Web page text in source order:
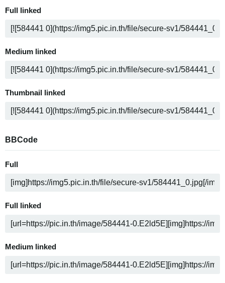
Full linked
Medium linked
Thumbnail linked
BBCode
Full
Full linked
Medium linked